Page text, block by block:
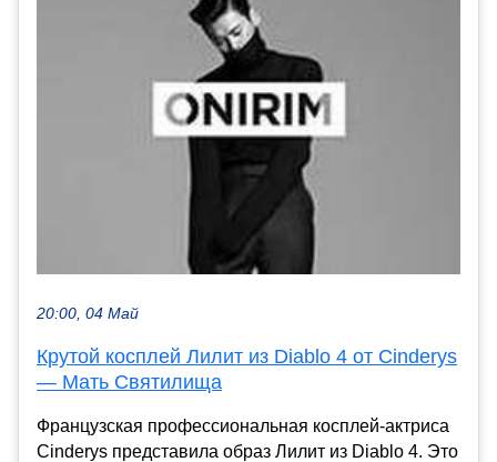
20:00, 04 Май
Крутой косплей Лилит из Diablo 4 от Cinderys
— Мать Святилища
Французская профессиональная косплей-актриса
Cinderys представила образ Лилит из Diablo 4. Это